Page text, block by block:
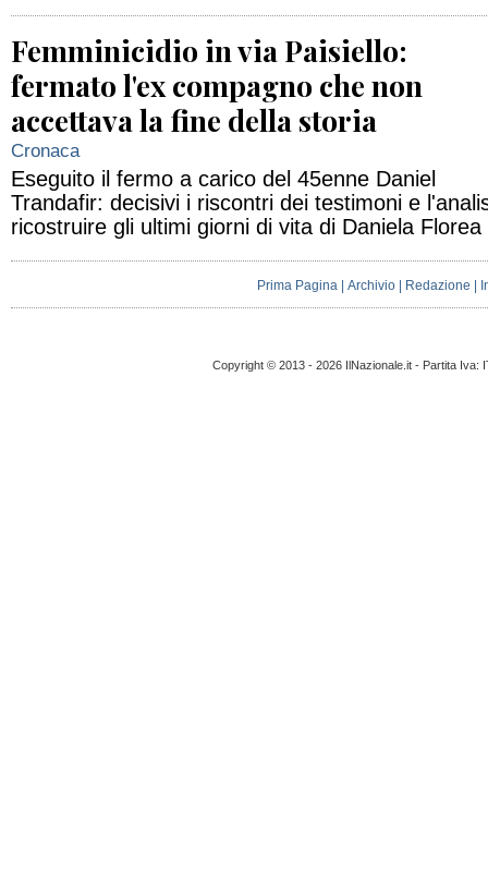
Femminicidio in via Paisiello:
fermato l'ex compagno che non
accettava la fine della storia
Cronaca
Eseguito il fermo a carico del 45enne Daniel
Trandafir: decisivi i riscontri dei testimoni e
ricostruire gli ultimi giorni di vita di Daniela Florea
Prima Pagina |Archivio Redazione
Copyright © 2013 - 2026 IlNazionale.it - Partita Iva: